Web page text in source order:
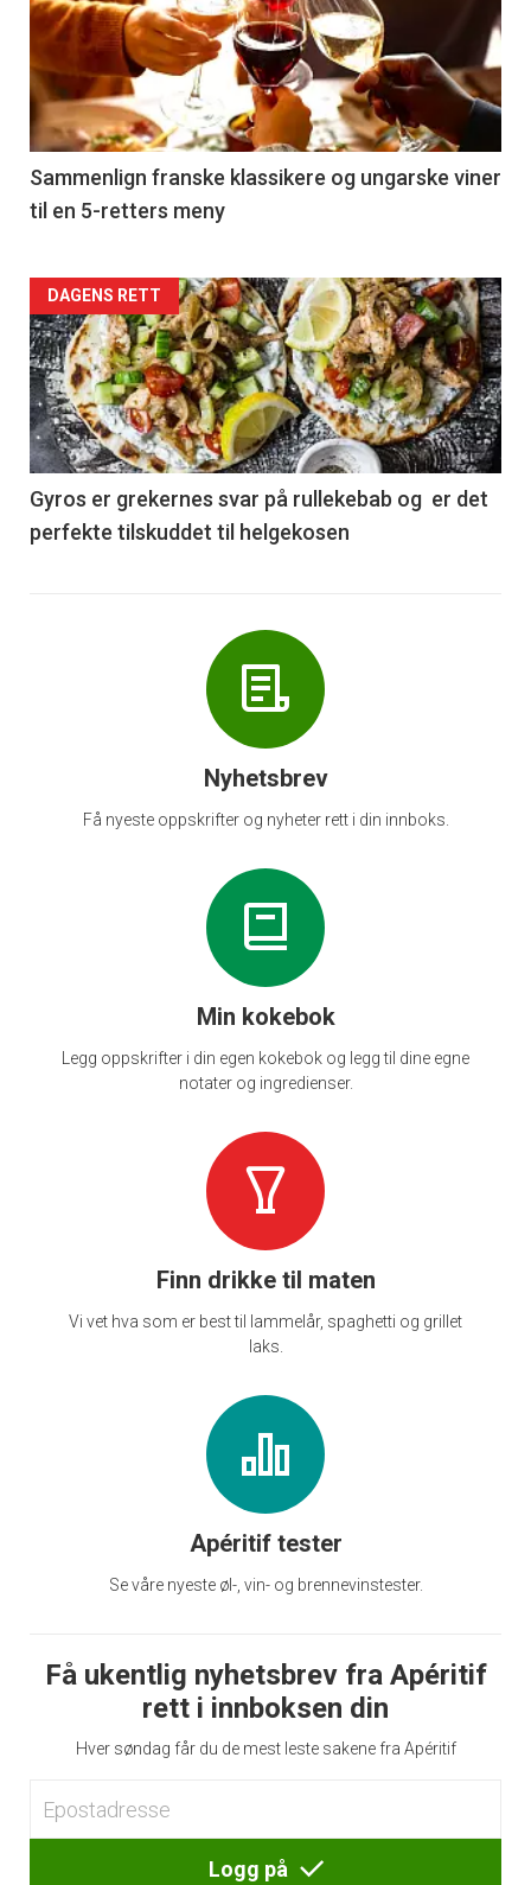
akkurat
nå
-
5
Sammenlign franske klassikere og ungarske viner
til en 5-retters meny
Forsiden
akkurat
nå
-
6
DAGENS RETT
Gyros er grekernes svar på rullekebab og er det
perfekte tilskuddet til helgekosen
Nyhetsbrev
Få nyeste oppskrifter og nyheter rett i din innboks.
Min kokebok
Legg oppskrifter i din egen kokebok og legg til dine egne
notater og ingredienser.
Finn drikke til maten
Vi vet hva som er best til lammelår, spaghetti og grillet
laks.
Apéritif tester
Se våre nyeste øl-, vin- og brennevinstester.
Få ukentlig nyhetsbrev fra Apéritif
rett i innboksen din
Hver søndag får du de mest leste sakene fra Apéritif
Logg på